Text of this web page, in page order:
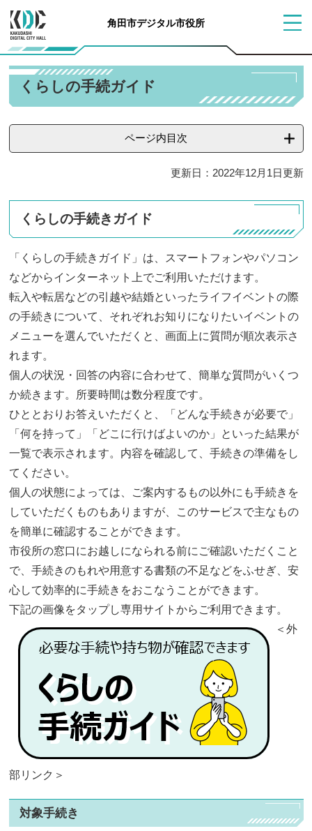
ペ
ー
ジ
の
先
で
す
メ
ニ
ュ
ー
を
ば
し
メ
ュ
ー
角田市デジタル市役所
本
くらしの手続ガイド
ページ内目次
更新日：2022年12月1日更新
くらしの手続きガイド
「くらしの手続きガイド」は、スマートフォンやパソコン
などからインターネット上でご利用いただけます。
転入や転居などの引越や結婚といったライフイベントの際
の手続きについて、それぞれお知りになりたいイベントの
メニューを選んでいただくと、画面上に質問が順次表示さ
れます。
個人の状況・回答の内容に合わせて、簡単な質問がいくつ
か続きます。所要時間は数分程度です。
ひととおりお答えいただくと、「どんな手続きが必要で」
「何を持って」「どこに行けばよいのか」といった結果が
一覧で表示されます。内容を確認して、手続きの準備をし
てください。
個人の状態によっては、ご案内するもの以外にも手続きを
していただくものもありますが、このサービスで主なもの
を簡単に確認することができます。
市役所の窓口にお越しになられる前にご確認いただくこと
で、手続きのもれや用意する書類の不足などをふせぎ、安
心して効率的に手続きをおこなうことができます。
下記の画像をタップし専用サイトからご利用できます。
＜外
部リンク＞
対象手続き